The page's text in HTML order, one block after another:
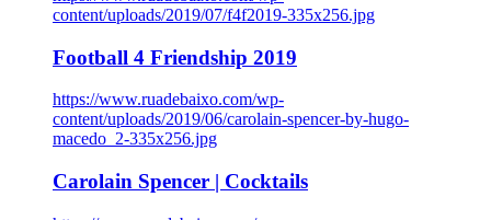
content/uploads/2019/07/f4f2019-335x256.jpg
Football 4 Friendship 2019
https://www.ruadebaixo.com/wp-
content/uploads/2019/06/carolain-spencer-by-hugo-
macedo_2-335x256.jpg
Carolain Spencer | Cocktails